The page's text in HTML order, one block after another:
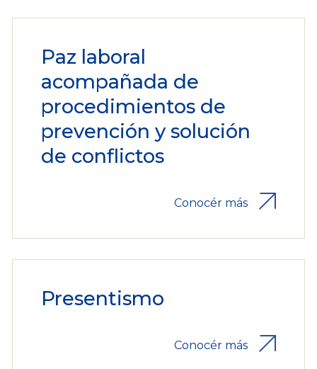
Paz laboral
acompañada de
procedimientos de
prevención y solución
de conflictos
Conocér más
Presentismo
Conocér más